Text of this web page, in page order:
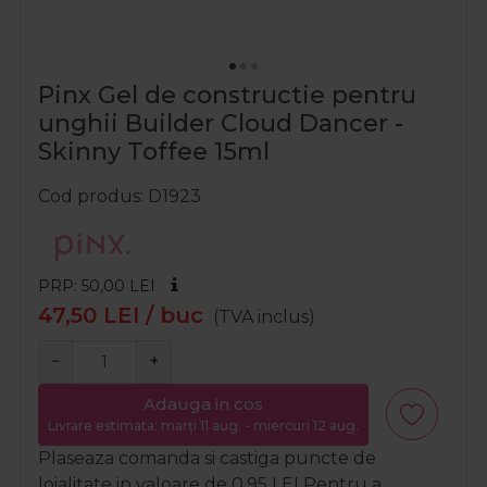
Pinx Gel de constructie pentru
unghii Builder Cloud Dancer -
Skinny Toffee 15ml
Cod produs D1923
PRP: 50,00 LEI
47,50 LEI / buc (TVA inclus)
− +
Adauga in cos
Livrare estimata: marți 11 aug. - miercuri 12 aug.
Plaseaza comanda si castiga puncte de